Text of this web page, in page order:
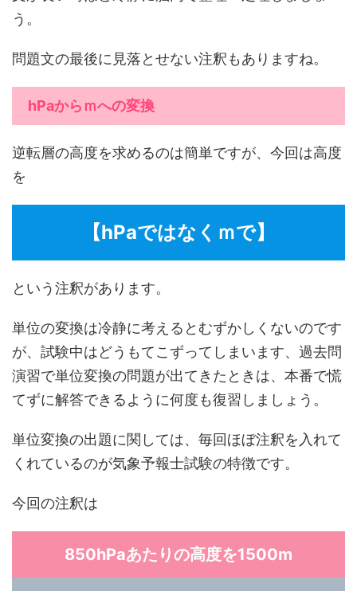
う。
問題文の最後に見落とせない注釈もありますね。
hPaからｍへの変換
逆転層の高度を求めるのは簡単ですが、今回は高度
を
【hPaではなくｍで】
という注釈があります。
単位の変換は冷静に考えるとむずかしくないのです
が、試験中はどうもてこずってしまいます、過去問
演習で単位変換の問題が出てきたときは、本番で慌
てずに解答できるように何度も復習しましょう。
単位変換の出題に関しては、毎回ほぼ注釈を入れて
くれているのが気象予報士試験の特徴です。
今回の注釈は
850hPaあたりの高度を1500m